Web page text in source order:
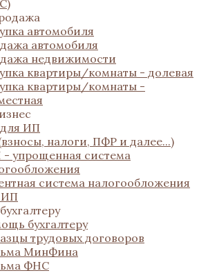
автомобиля
автомобиля
недвижимости
квартиры/комнаты - долевая
квартиры/комнаты -
ИП
налоги, ПФР и далее...)
упрощенная система
система налогообложения
ИП
бухгалтеру
трудовых договоров
МинФина
ФНС